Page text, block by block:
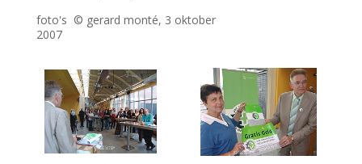
foto's © gerard monté, 3 oktober
2007